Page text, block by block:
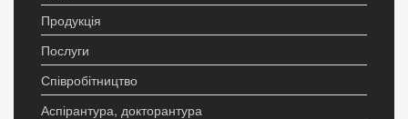
Продукція
Послуги
Співробітництво
Аспірантура, докторантура